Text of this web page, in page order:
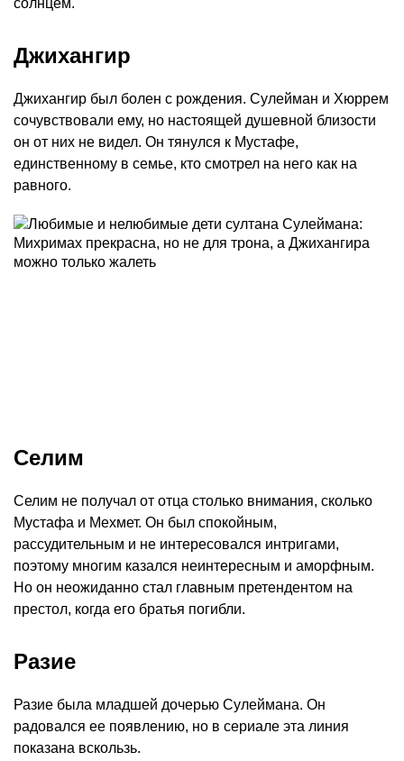
солнцем.
Джихангир
Джихангир был болен с рождения. Сулейман и Хюррем
сочувствовали ему, но настоящей душевной близости
он от них не видел. Он тянулся к Мустафе,
единственному в семье, кто смотрел на него как на
равного.
Селим
Селим не получал от отца столько внимания, сколько
Мустафа и Мехмет. Он был спокойным,
рассудительным и не интересовался интригами,
поэтому многим казался неинтересным и аморфным.
Но он неожиданно стал главным претендентом на
престол, когда его братья погибли.
Разие
Разие была младшей дочерью Сулеймана. Он
радовался ее появлению, но в сериале эта линия
показана вскользь.